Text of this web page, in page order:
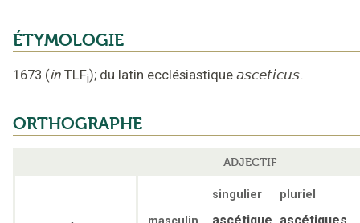
ÉTYMOLOGIE
1673 (in TLFi); du latin ecclésiastique asceticus.
ORTHOGRAPHE
ADJECTIF
singulier
pluriel